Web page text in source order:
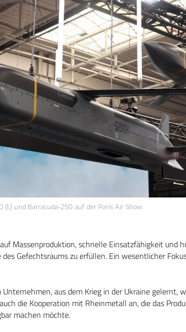
(l.) und Barracuda-250 auf der Paris Air Show.
Massenproduktion, schnelle Einsatzfähigkeit und
Gefechtsraums zu erfüllen. Ein wesentlicher
aus dem Krieg in der Ukraine gelernt,
die Kooperation mit Rheinmetall an, die das
machen möchte.